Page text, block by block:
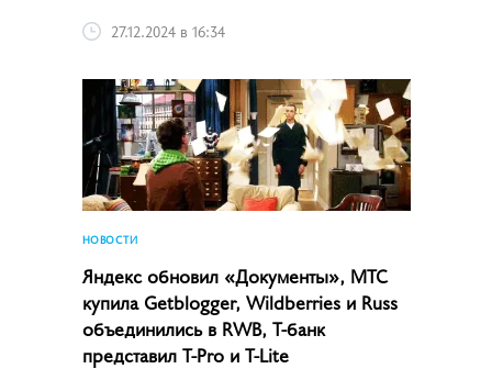
27.12.2024 в 16:34
НОВОСТИ
Яндекс обновил «Документы», МТС
купила Getblogger, Wildberries и Russ
объединились в RWB, Т-банк
представил T-Pro и T-Lite